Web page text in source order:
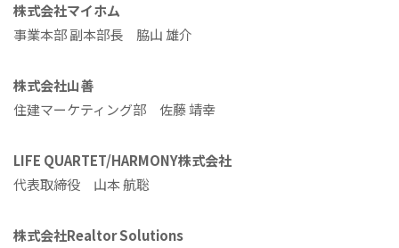
株式会社マイホム
事業本部 副本部長 脇山 雄介
株式会社山善
住建マーケティング部 佐藤 靖幸
LIFE QUARTET/HARMONY株式会社
代表取締役 山本 航聡
株式会社Realtor Solutions